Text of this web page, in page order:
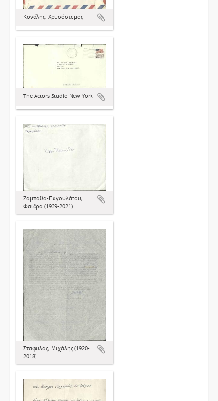
Κονάλης, Χρυσόστομος
The Actors Studio New York
Ζαμπάθα-Παγουλάτου,
Φαίδρα (1939-2021)
Σταφυλάς, Μιχάλης (1920-
2018)